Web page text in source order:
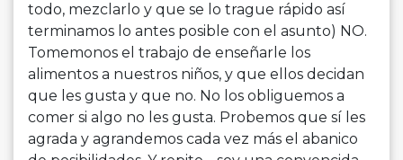
todo, mezclarlo y que se lo trague rápido así
terminamos lo antes posible con el asunto) NO.
Tomemonos el trabajo de enseñarle los
alimentos a nuestros niños, y que ellos decidan
que les gusta y que no. No los obliguemos a
comer si algo no les gusta. Probemos que sí les
agrada y agrandemos cada vez más el abanico